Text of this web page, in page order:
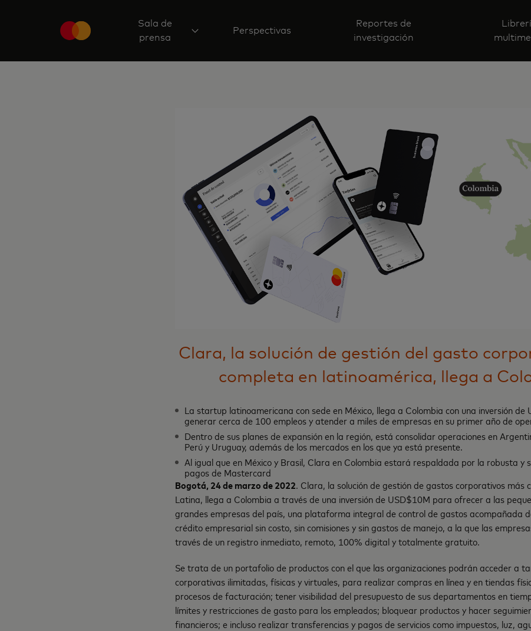
Sala de
prensa
Perspectivas
Reportes de
investigación
Clara, la solución de gestión del gasto
completa en latinoamérica, llega a
La startup latinoamericana con sede en México, llega a Colombia con una inversión de
generar cerca de 100 empleos y atender a miles de empresas en su primer año de
Dentro de sus planes de expansión en la región, está consolidar operaciones en
Perú y Uruguay, además de los mercados en los que ya está presente.
Al igual que en México y Brasil, Clara en Colombia estará respaldada por la robusta y
pagos de Mastercard
Bogotá, 24 de marzo de 2022. Clara, la solución de gestión de gastos corporativos más
Latina, llega a Colombia a través de una inversión de USD$10M para ofrecer a las
grandes empresas del país, una plataforma integral de control de gastos acompañada
crédito empresarial sin costo, sin comisiones y sin gastos de manejo, a la que las
través de un registro inmediato, remoto, 100% digital y totalmente gratuito.
Se trata de un portafolio de productos con el que las organizaciones podrán acceder a
corporativas ilimitadas, físicas y virtuales, para realizar compras en línea y en tiendas
procesos de facturación; tener visibilidad del presupuesto de sus departamentos en
límites y restricciones de gasto para los empleados; bloquear productos y hacer
financieros; e incluso realizar transferencias y pagos de servicios como impuestos, luz,